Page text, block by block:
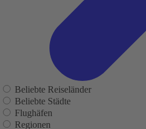
Beliebte Reiseländer
Beliebte Städte
Flughäfen
Regionen